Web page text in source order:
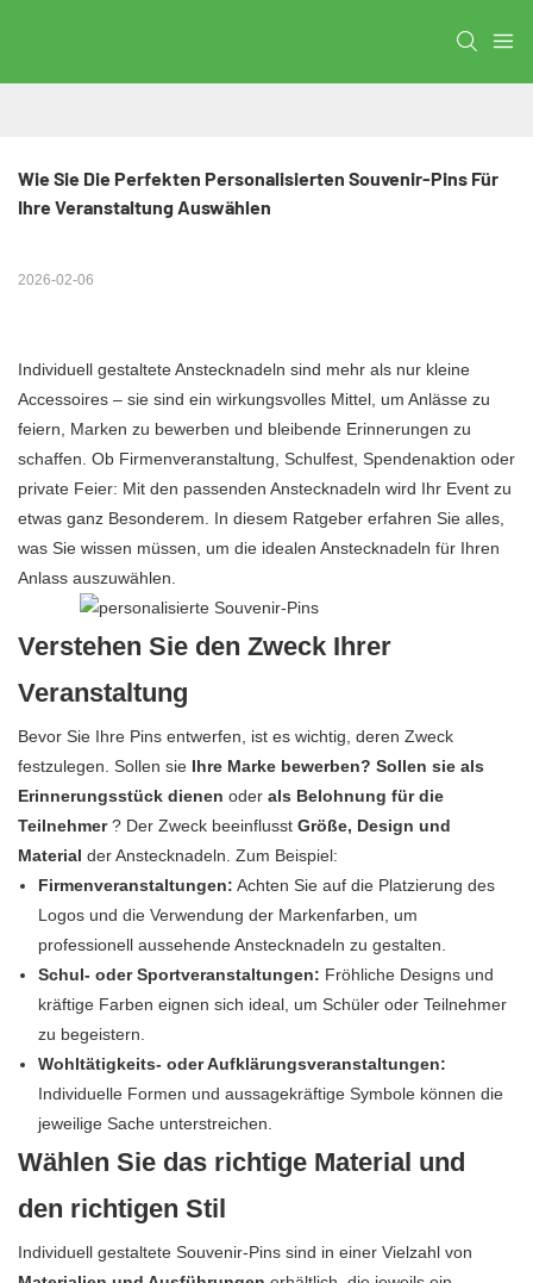
Wie Sie Die Perfekten Personalisierten Souvenir-Pins Für
Ihre Veranstaltung Auswählen
2026-02-06
Individuell gestaltete Anstecknadeln sind mehr als nur kleine
Accessoires – sie sind ein wirkungsvolles Mittel, um Anlässe zu
feiern, Marken zu bewerben und bleibende Erinnerungen zu
schaffen. Ob Firmenveranstaltung, Schulfest, Spendenaktion oder
private Feier: Mit den passenden Anstecknadeln wird Ihr Event zu
etwas ganz Besonderem. In diesem Ratgeber erfahren Sie alles,
was Sie wissen müssen, um die idealen Anstecknadeln für Ihren
Anlass auszuwählen.
Verstehen Sie den Zweck Ihrer
Veranstaltung
Bevor Sie Ihre Pins entwerfen, ist es wichtig, deren Zweck
festzulegen. Sollen sie Ihre Marke bewerben? Sollen sie als
Erinnerungsstück dienen oder als Belohnung für die
Teilnehmer? Der Zweck beeinflusst Größe, Design und
Material der Anstecknadeln. Zum Beispiel:
Firmenveranstaltungen: Achten Sie auf die Platzierung des
Logos und die Verwendung der Markenfarben, um
professionell aussehende Anstecknadeln zu gestalten.
Schul- oder Sportveranstaltungen: Fröhliche Designs und
kräftige Farben eignen sich ideal, um Schüler oder Teilnehmer
zu begeistern.
Wohltätigkeits- oder Aufklärungsveranstaltungen:
Individuelle Formen und aussagekräftige Symbole können die
jeweilige Sache unterstreichen.
Wählen Sie das richtige Material und
den richtigen Stil
Individuell gestaltete Souvenir-Pins sind in einer Vielzahl von